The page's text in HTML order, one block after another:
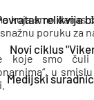
relikvija
Novi ciklus
Medijski
koja smo
poruku za
koje smo
u